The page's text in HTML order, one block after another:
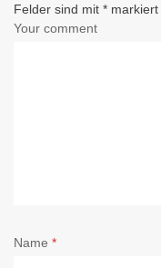
Felder sind mit * markiert
Your comment
Name *